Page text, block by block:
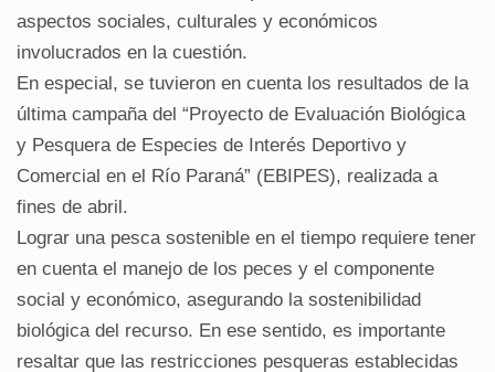
aspectos sociales, culturales y económicos
involucrados en la cuestión.
En especial, se tuvieron en cuenta los resultados de la
última campaña del “Proyecto de Evaluación Biológica
y Pesquera de Especies de Interés Deportivo y
Comercial en el Río Paraná” (EBIPES), realizada a
fines de abril.
Lograr una pesca sostenible en el tiempo requiere tener
en cuenta el manejo de los peces y el componente
social y económico, asegurando la sostenibilidad
biológica del recurso. En ese sentido, es importante
resaltar que las restricciones pesqueras establecidas